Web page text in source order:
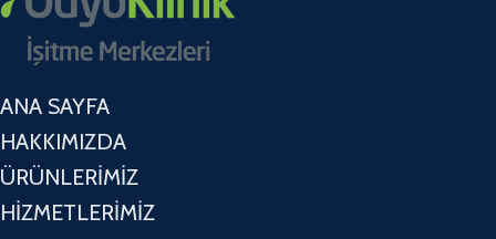
ANA SAYFA
HAKKIMIZDA
ÜRÜNLERİMİZ
HİZMETLERİMİZ